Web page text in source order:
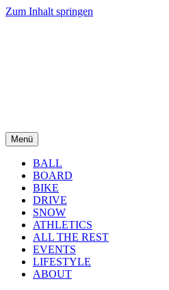
Zum Inhalt springen
Menü
BALL
BOARD
BIKE
DRIVE
SNOW
ATHLETICS
ALL THE REST
EVENTS
LIFESTYLE
ABOUT